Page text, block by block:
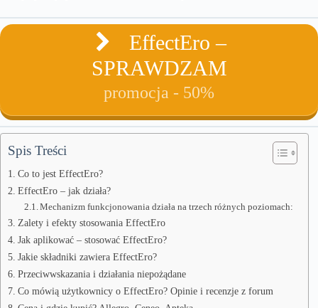
EffectEro –
SPRAWDZAM
promocja - 50%
Spis Treści
Co to jest EffectEro?
EffectEro – jak działa?
Mechanizm funkcjonowania działa na trzech różnych poziomach:
Zalety i efekty stosowania EffectEro
Jak aplikować – stosować EffectEro?
Jakie składniki zawiera EffectEro?
Przeciwwskazania i działania niepożądane
Co mówią użytkownicy o EffectEro? Opinie i recenzje z forum